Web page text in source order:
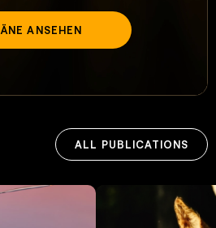
ANSEHEN
ALL PUBLICATIONS